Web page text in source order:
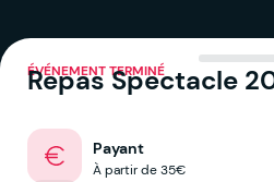
ÉVÉNEMENT TERMINÉ
Repas Spectacle
Payant
À partir de 35€